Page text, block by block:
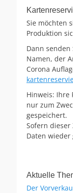
Sie möchten
Produktion
Dann
Namen, der
Corona
Hinweis: Ihre
nur zum
gespeichert.
Sofern
Daten wieder
Aktuelle
Der